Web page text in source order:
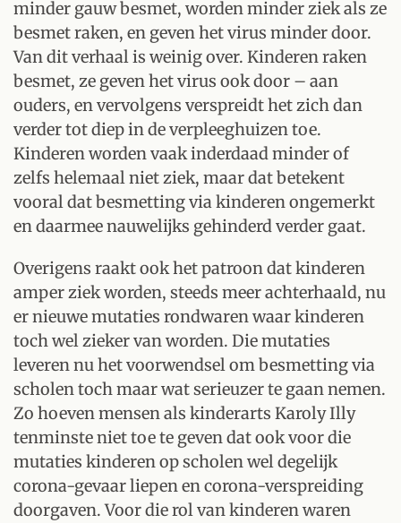
minder gauw besmet, worden minder ziek als ze
besmet raken, en geven het virus minder door.
Van dit verhaal is weinig over. Kinderen raken
besmet, ze geven het virus ook door – aan
ouders, en vervolgens verspreidt het zich dan
verder tot diep in de verpleeghuizen toe.
Kinderen worden vaak inderdaad minder of
zelfs helemaal niet ziek, maar dat betekent
vooral dat besmetting via kinderen ongemerkt
en daarmee nauwelijks gehinderd verder gaat.
Overigens raakt ook het patroon dat kinderen
amper ziek worden, steeds meer achterhaald, nu
er nieuwe mutaties rondwaren waar kinderen
toch wel zieker van worden. Die mutaties
leveren nu het voorwendsel om besmetting via
scholen toch maar wat serieuzer te gaan nemen.
Zo hoeven mensen als kinderarts Karoly Illy
tenminste niet toe te geven dat ook voor die
mutaties kinderen op scholen wel degelijk
corona-gevaar liepen en corona-verspreiding
doorgaven. Voor die rol van kinderen waren